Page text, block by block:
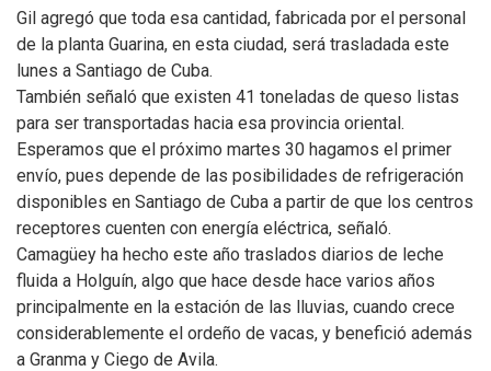
Gil agregó que toda esa cantidad, fabricada por el personal
de la planta Guarina, en esta ciudad, será trasladada este
lunes a Santiago de Cuba.
También señaló que existen 41 toneladas de queso listas
para ser transportadas hacia esa provincia oriental.
Esperamos que el próximo martes 30 hagamos el primer
envío, pues depende de las posibilidades de refrigeración
disponibles en Santiago de Cuba a partir de que los centros
receptores cuenten con energía eléctrica, señaló.
Camagüey ha hecho este año traslados diarios de leche
fluida a Holguín, algo que hace desde hace varios años
principalmente en la estación de las lluvias, cuando crece
considerablemente el ordeño de vacas, y benefició además
a Granma y Ciego de Avila.